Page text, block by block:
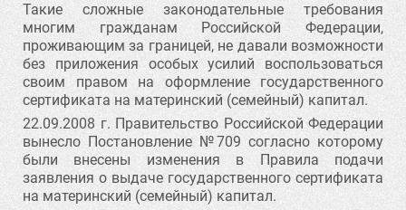
Такие сложные законодательные требования
многим гражданам Российской Федерации,
проживающим за границей, не давали возможности
без приложения особых усилий воспользоваться
своим правом на оформление государственного
сертификата на материнский (семейный) капитал.
22.09.2008 г. Правительство Российской Федерации
вынесло Постановление №709 согласно которому
были внесены изменения в Правила подачи
заявления о выдаче государственного сертификата
на материнский (семейный) капитал.